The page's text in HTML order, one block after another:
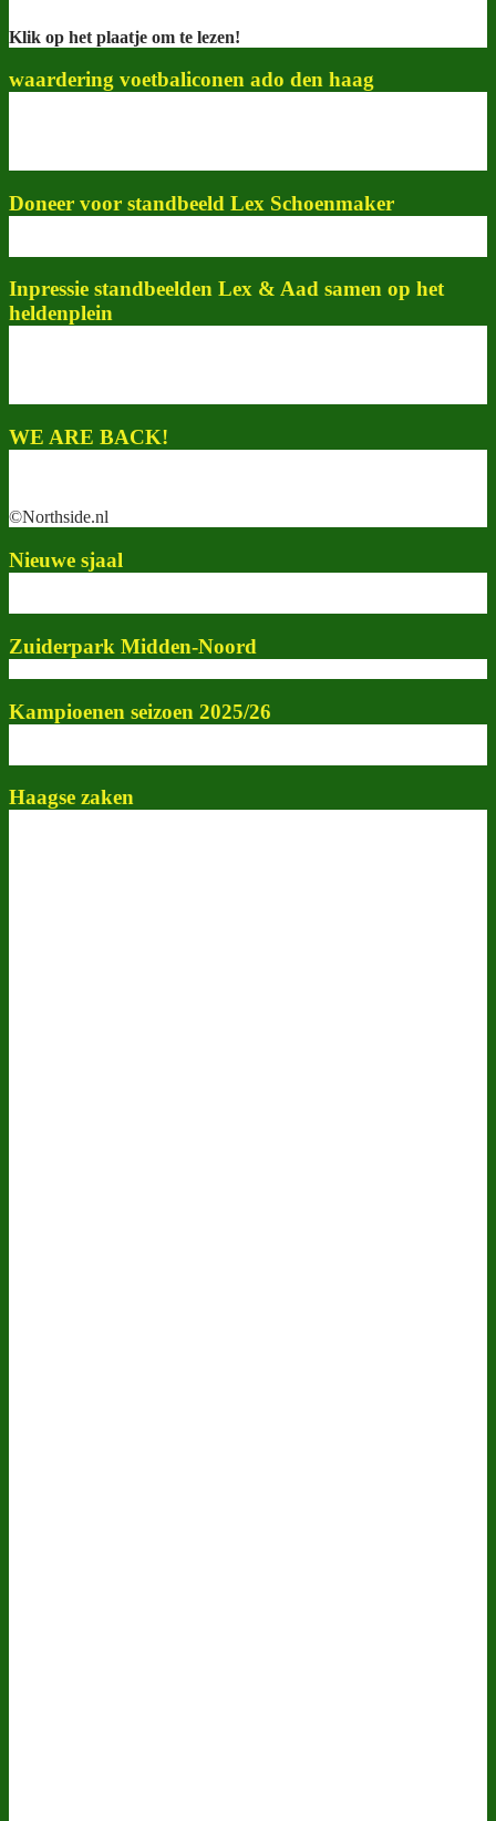
Klik op het plaatje om te lezen!
waardering voetbaliconen ado den haag
Doneer voor standbeeld Lex Schoenmaker
Inpressie standbeelden Lex & Aad samen op het
heldenplein
WE ARE BACK!
©Northside.nl
Nieuwe sjaal
Zuiderpark Midden-Noord
Kampioenen seizoen 2025/26
Haagse zaken